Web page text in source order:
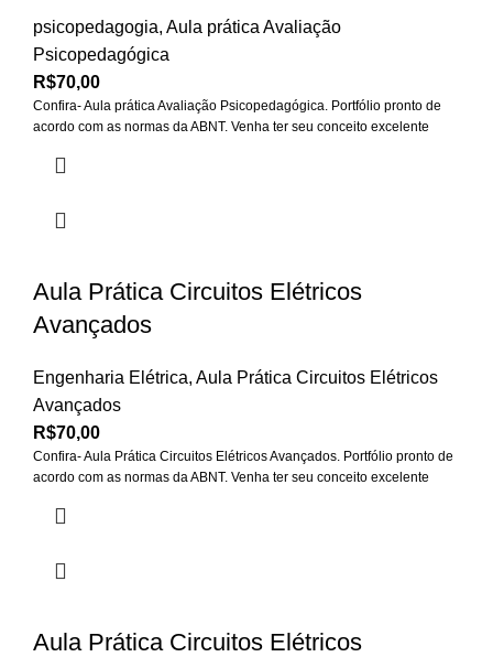
psicopedagogia, Aula prática Avaliação
Psicopedagógica
R$70,00
Confira- Aula prática Avaliação Psicopedagógica. Portfólio pronto de
acordo com as normas da ABNT. Venha ter seu conceito excelente
Aula Prática Circuitos Elétricos
Avançados
Engenharia Elétrica, Aula Prática Circuitos Elétricos
Avançados
R$70,00
Confira- Aula Prática Circuitos Elétricos Avançados. Portfólio pronto de
acordo com as normas da ABNT. Venha ter seu conceito excelente
Aula Prática Circuitos Elétricos